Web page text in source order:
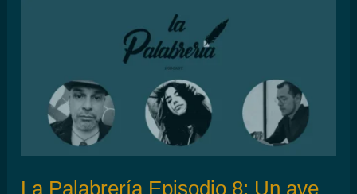
infancia
La Palabrería Episodio 8: Un ave